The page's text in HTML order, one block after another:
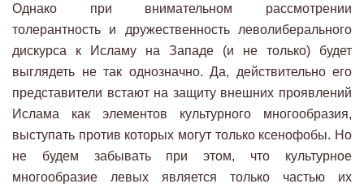
Однако при внимательном рассмотрении
толерантность и дружественность леволиберального
дискурса к Исламу на Западе (и не только) будет
выглядеть не так однозначно. Да, действительно его
представители встают на защиту внешних проявлений
Ислама как элементов культурного многообразия,
выступать против которых могут только ксенофобы. Но
не будем забывать при этом, что культурное
многообразие левых является только частью их